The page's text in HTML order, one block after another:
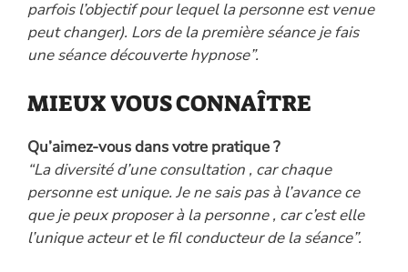
parfois l’objectif pour lequel la personne est venue
peut changer). Lors de la première séance je fais
une séance découverte hypnose”.
MIEUX VOUS CONNAÎTRE
Qu’aimez-vous dans votre pratique ?
“La diversité d’une consultation , car chaque
personne est unique. Je ne sais pas à l’avance ce
que je peux proposer à la personne , car c’est elle
l’unique acteur et le fil conducteur de la séance”.